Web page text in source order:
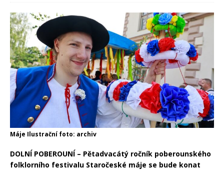
Máje Ilustrační foto: archiv
DOLNÍ POBEROUNÍ – Pětadvacátý ročník poberounského
folklorního festivalu Staročeské máje se bude konat